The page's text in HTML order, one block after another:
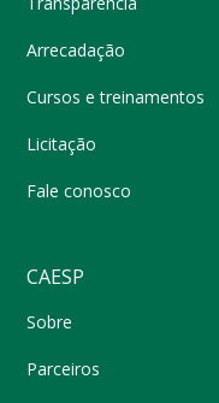
Arrecadação
Cursos e treinamentos
Licitação
Fale conosco
CAESP
Sobre
Parceiros